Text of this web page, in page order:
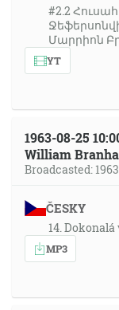
#2.2
Մարրիոն
YT
1963-08-25
William
Broadcasted:
ČESKY
14.
MP3